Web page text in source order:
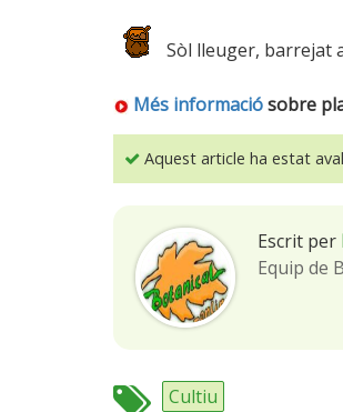
Sòl lleuger, barrejat
Més informaciósobre
Aquest article ha estat
Escrit per
Equip de
Cultiu